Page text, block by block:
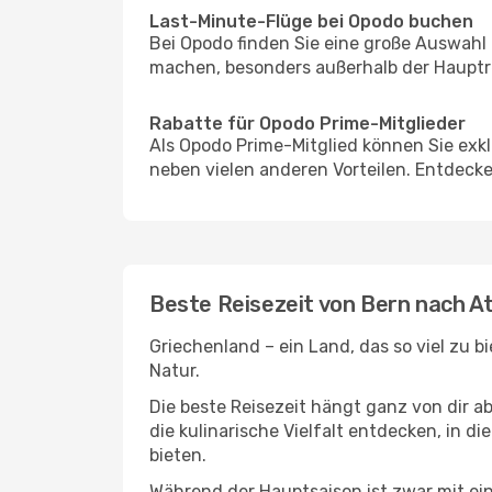
Last-Minute-Flüge bei Opodo buchen
Bei Opodo finden Sie eine große
machen, besonders außerhalb der
Rabatte für Opodo Prime-Mitglieder
Als Opodo Prime-Mitglied können Sie
neben vielen anderen Vorteilen.
Beste Reisezeit von Bern nach
Griechenland – ein Land, das so viel zu
Natur.
Die beste Reisezeit hängt ganz von dir
die kulinarische Vielfalt entdecken, in
bieten.